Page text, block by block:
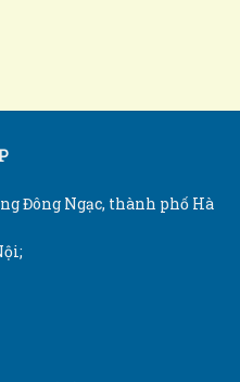
Đông Ngạc, thành phố Hà